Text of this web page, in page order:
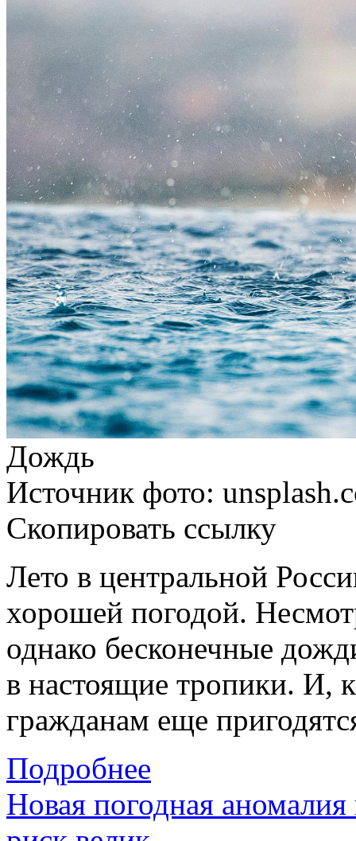
Дождь
Источник фото:
Скопировать ссылку
Лето в центральной
хорошей погодой.
однако бесконечные
в настоящие тропики. И,
гражданам еще
Подробнее
Новая погодная